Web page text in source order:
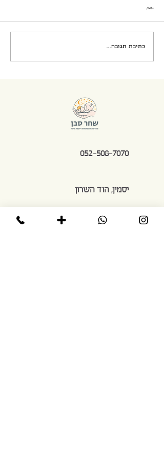
תגובות
כתיבת תגובה...
052-508-7070
יסמין, הוד השרון
shaharg.saban@gmail.com